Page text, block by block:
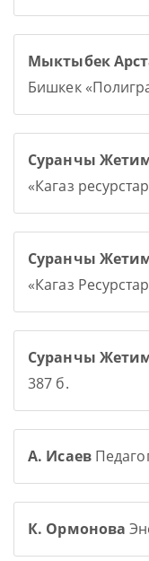
Мыктыбек
Бишкек
Суранчы
«Кагаз
Суранчы
«Кагаз
Суранчы
387 б.
А. Исаев
К. Ормонова